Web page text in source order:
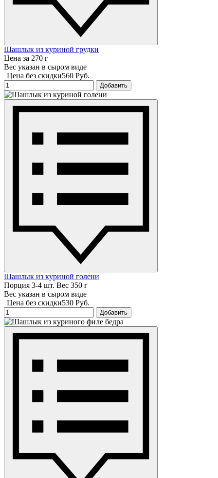
Шашлык из куриной грудки
Цена за 270 г
Вес указан в сыром виде
Цена без скидки560 Руб.
Добавить
Шашлык из куриной голени
Порция 3-4 шт. Вес 350 г
Вес указан в сыром виде
Цена без скидки530 Руб.
Добавить